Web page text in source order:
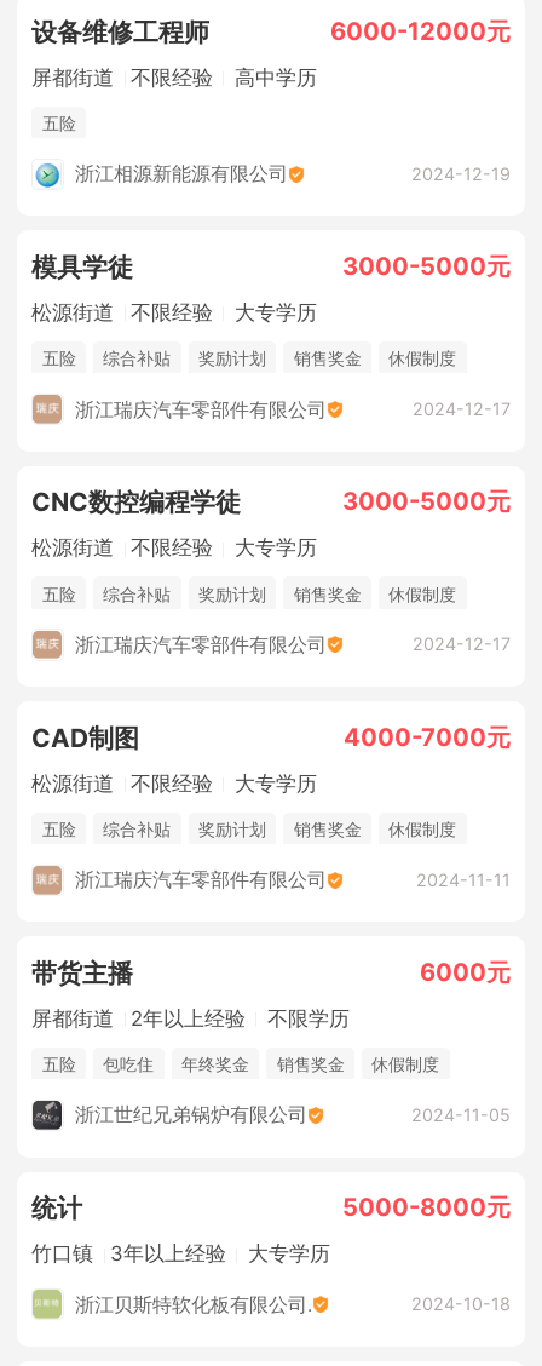
设备维修工程师 6000-12000元
屏都街道 不限经验 高中学历
五险
浙江相源新能源有限公司 2024-12-19
模具学徒 3000-5000元
松源街道 不限经验 大专学历
五险 综合补贴 奖励计划 销售奖金 休假制度
浙江瑞庆汽车零部件有限公司 2024-12-17
CNC数控编程学徒 3000-5000元
松源街道 不限经验 大专学历
五险 综合补贴 奖励计划 销售奖金 休假制度
浙江瑞庆汽车零部件有限公司 2024-12-17
CAD制图 4000-7000元
松源街道 不限经验 大专学历
五险 综合补贴 奖励计划 销售奖金 休假制度
浙江瑞庆汽车零部件有限公司 2024-11-11
带货主播 6000元
屏都街道 2年以上经验 不限学历
五险 包吃住 年终奖金 销售奖金
休假制度
法定节假日
浙江世纪兄弟锅炉有限公司 2024-11-05
统计 5000-8000元
竹口镇 3年以上经验 大专学历
浙江贝斯特软化板有限公司. 2024-10-18